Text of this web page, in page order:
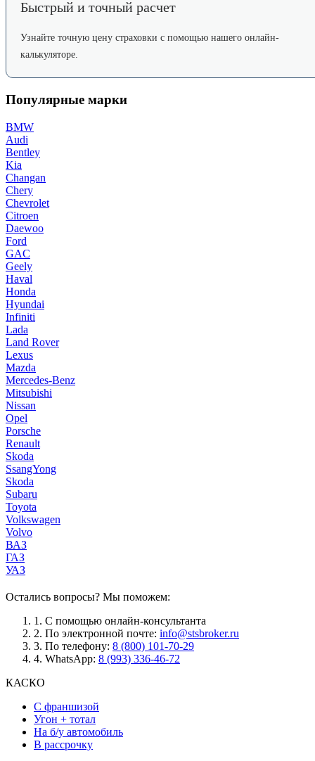
Быстрый и точный расчет
Узнайте точную цену страховки с помощью нашего онлайн-
калькуляторе.
Популярные марки
BMW
Audi
Bentley
Kia
Changan
Chery
Chevrolet
Citroen
Daewoo
Ford
GAC
Geely
Haval
Honda
Hyundai
Infiniti
Lada
Land Rover
Lexus
Mazda
Mercedes-Benz
Mitsubishi
Nissan
Opel
Porsche
Renault
Skoda
SsangYong
Skoda
Subaru
Toyota
Volkswagen
Volvo
ВАЗ
ГАЗ
УАЗ
Остались вопросы? Мы поможем:
1. С помощью онлайн-консультанта
2. По электронной почте: info@stsbroker.ru
3. По телефону: 8 (800) 101-70-29
4. WhatsApp: 8 (993) 336-46-72
КАСКО
С франшизой
Угон + тотал
На б/у автомобиль
В рассрочку